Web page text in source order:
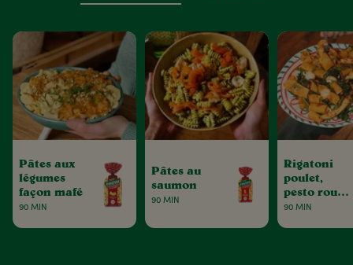
Pâtes aux
légumes
façon mafé
90 MIN
Pâtes au
saumon
90 MIN
Rigatoni
poulet,
pesto rouge
& tomates
90 MIN